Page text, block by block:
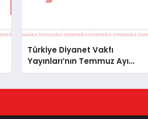
Türkiye Diyanet Vakfı
Yayınları’nın Temmuz Ayı
Fırsat Köşesinde Bülent Ata